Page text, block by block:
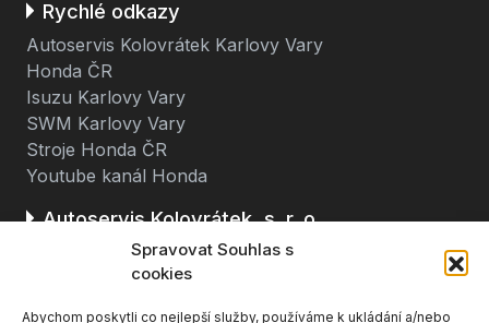
Spravovat Souhlas s
cookies
Abychom poskytli co nejlepší služby, používáme k ukládání a/nebo
Rychlé odkazy
Autoservis Kolovrátek Karlovy Vary
Honda ČR
Isuzu Karlovy Vary
SWM Karlovy Vary
Stroje Honda ČR
Youtube kanál Honda
Autoservis Kolovrátek, s. r. o.
Stará cesta 116
362 63 Dalovice u Karlových Varů